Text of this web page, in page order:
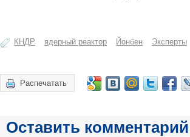
КНДР ядерный реактор Йонбен Эксперты
Распечатать
Оставить комментарий